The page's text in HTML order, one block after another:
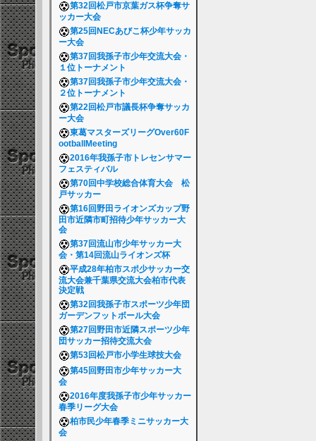
第32回松戸市京葉ガス杯争奪サ
ッカー大会
第25回NECあびこ杯少年サッカ
ー大会
第37回我孫子市少年交流大会・
１位トーナメント
第37回我孫子市少年交流大会・
２位トーナメント
第22回松戸市議長杯争奪サッカ
ー大会
東葛マスターズリーグOver60F
ootballMeeting
2016年我孫子市トレセンサマー
フェスティバル
第70回中学校総合体育大会 松
戸サッカー
第16回野田ライオンズカップ野
田市近隣市町招待少年サッカー大
会
第37回流山市少年サッカー大
会・第14回流山ライオンズ杯
平成28年柏市スポ少サッカー交
流大会兼千葉県交流大会柏市代表
決定戦
第32回我孫子市スポーツ少年団
ガーデンフットボール大会
第27回野田市近隣スポーツ少年
団サッカー招待交流大会
第53回松戸市小学生球技大会
第45回野田市少年サッカー大
会
2016年度我孫子市少年サッカー
春季リーグ大会
柏市民少年春季ミニサッカー大
会